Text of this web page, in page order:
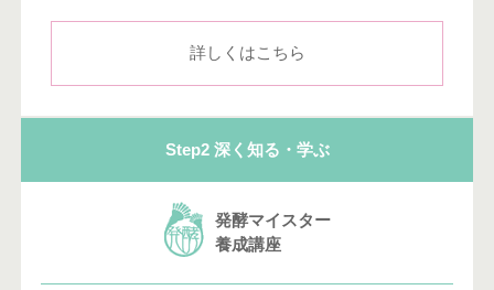
詳しくはこちら
Step2 深く知る・学ぶ
発酵マイスター
養成講座